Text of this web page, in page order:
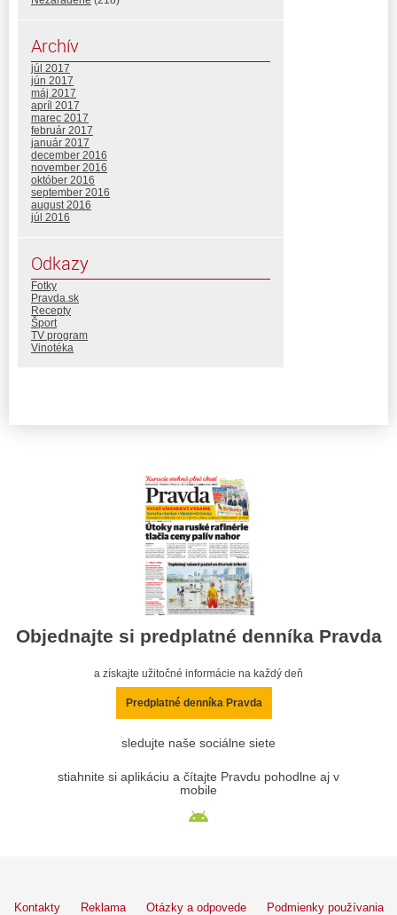
Archív
júl 2017
jún 2017
máj 2017
apríl 2017
marec 2017
február 2017
január 2017
december 2016
november 2016
október 2016
september 2016
august 2016
júl 2016
Odkazy
Fotky
Pravda.sk
Recepty
Šport
TV program
Vinotéka
Objednajte si predplatné denníka Pravda
a získajte užitočné informácie na každý deň
Predplatné denníka Pravda
sledujte naše sociálne siete
stiahnite si aplikáciu a čítajte Pravdu pohodlne aj v
mobile
Kontakty Reklama Otázky a odpovede Podmienky používania